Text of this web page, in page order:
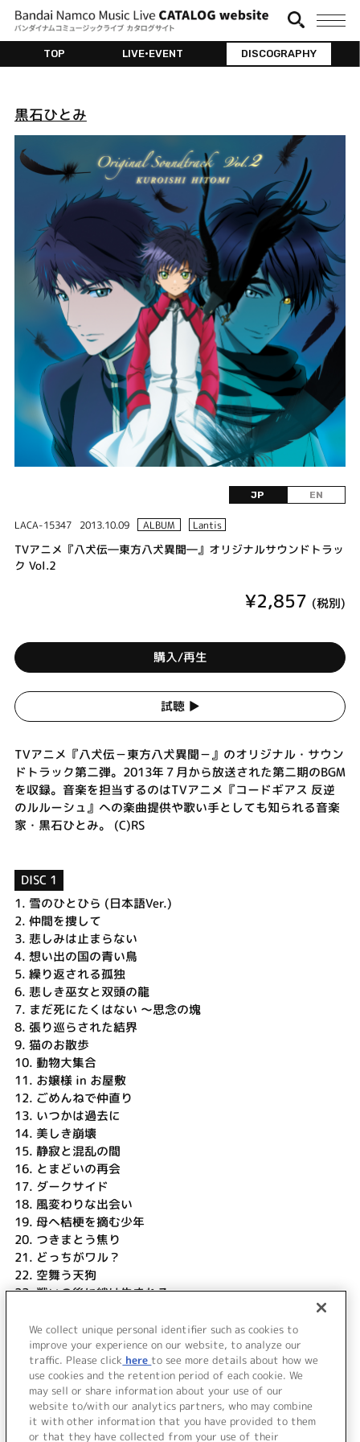
TOP LIVE•EVENT DISCOGRAPHY
黒石ひとみ
JP EN
LACA-15347 2013.10.09 ALBUM Lantis
TVアニメ『八犬伝―東方八犬異聞―』オリジナルサウンドトラッ
ク Vol.2
¥2,857 (税別)
購入/再生
試聴 ▶︎
TVアニメ『八犬伝－東方八犬異聞－』のオリジナル・サウン
ドトラック第二弾。2013年７月から放送された第二期のBGM
を収録。音楽を担当するのはTVアニメ『コードギアス 反逆
のルルーシュ』への楽曲提供や歌い手としても知られる音楽
家・黒石ひとみ。 (C)RS
DISC 1
1. 雪のひとひら (日本語Ver.)
2. 仲間を捜して
3. 悲しみは止まらない
4. 想い出の国の青い鳥
5. 繰り返される孤独
6. 悲しき巫女と双頭の龍
7. まだ死にたくはない ～思念の塊
8. 張り巡らされた結界
9. 猫のお散歩
10. 動物大集合
11. お嬢様 in お屋敷
12. ごめんねで仲直り
13. いつかは過去に
14. 美しき崩壊
15. 静寂と混乱の間
16. とまどいの再会
17. ダークサイド
18. 風変わりな出会い
19. 母へ桔梗を摘む少年
20. つきまとう焦り
21. どっちがワル？
22. 空舞う天狗
23.戦いの後に絆は生まれる
25.ファイナル・クライシス
26. 終わらない旅
＜ BACK
We collect unique personal identifier such as cookies to
improve your experience on our website, to analyze our
traffic. Please click here to see more details about how we
use cookies and the retention period of each cookie. We
may sell or share information about your use of our
website to/with our analytics partners, who may combine
it with other information that you have provided to them
or that they have collected from your use of their